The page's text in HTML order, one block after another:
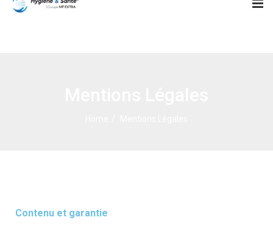
Contenu et garantie